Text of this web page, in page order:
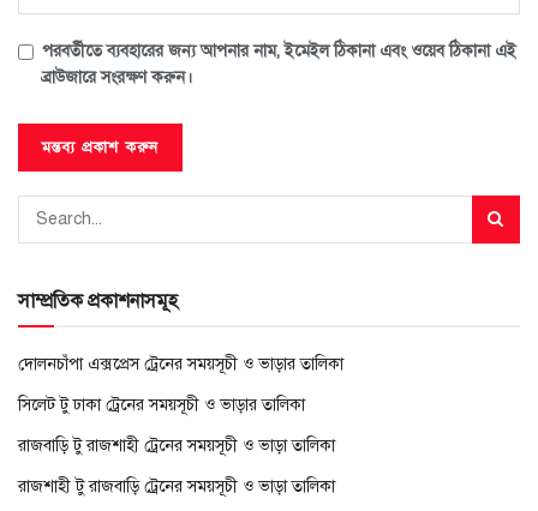
পরবর্তীতে ব্যবহারের জন্য আপনার নাম, ইমেইল ঠিকানা এবং ওয়েব ঠিকানা এই
ব্রাউজারে সংরক্ষণ করুন।
সাম্প্রতিক প্রকাশনাসমূহ
দোলনচাঁপা এক্সপ্রেস ট্রেনের সময়সূচী ও ভাড়ার তালিকা
সিলেট টু ঢাকা ট্রেনের সময়সূচী ও ভাড়ার তালিকা
রাজবাড়ি টু রাজশাহী ট্রেনের সময়সূচী ও ভাড়া তালিকা
রাজশাহী টু রাজবাড়ি ট্রেনের সময়সূচী ও ভাড়া তালিকা